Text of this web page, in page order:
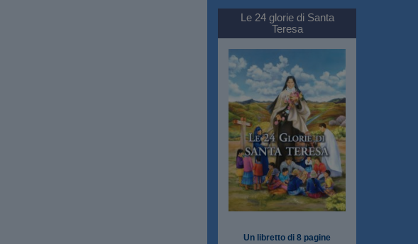
Le 24 glorie di Santa
Teresa
Un libretto di 8 pagine